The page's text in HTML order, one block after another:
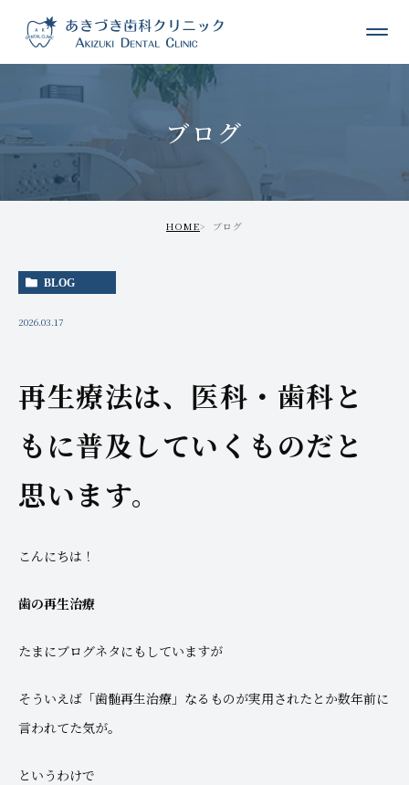
ブログ
HOME ブログ
BLOG
2026.03.17
再生療法は、医科・歯科と
もに普及していくものだと
思います。
こんにちは！
歯の再生治療
たまにブログネタにもしていますが
そういえば「歯髄再生治療」なるものが実用されたとか数年前に
言われてた気が。
というわけで